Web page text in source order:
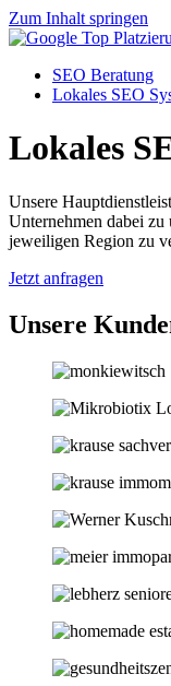
Zum Inhalt springen
SEO Beratung
Lokales SEO
Lokales
Unsere
Unternehmen dabei
jeweiligen Region zu
Jetzt anfragen
Unsere